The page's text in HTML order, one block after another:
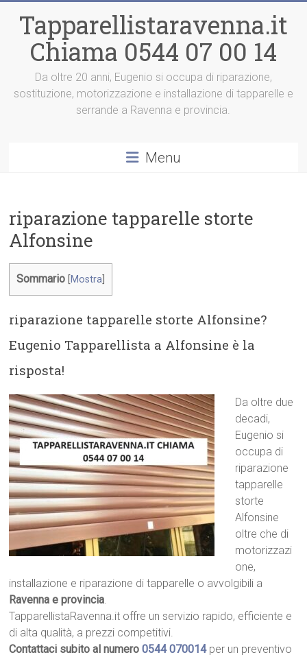
contenuto
Tapparellistaravenna.it
Chiama 0544 07 00 14
Da oltre 20 anni, Eugenio si occupa di riparazione,
sostituzione, motorizzazione e installazione di tapparelle e
serrande a Ravenna e provincia.
Menu
riparazione tapparelle storte
Alfonsine
Sommario Mostra
riparazione tapparelle storte Alfonsine?
Eugenio Tapparellista a Alfonsine è la
risposta!
Da oltre due
decadi,
Eugenio si
occupa di
riparazione
tapparelle
storte
Alfonsine
oltre che di
motorizzazi
one,
installazione e riparazione di tapparelle o avvolgibili a
Ravenna e provincia.
TapparellistaRavenna.it offre un servizio rapido, efficiente e
di alta qualità, a prezzi competitivi.
Contattaci subito al numero0544 070014per un preventivo